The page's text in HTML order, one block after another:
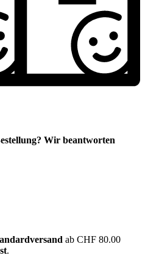
Wir beantworten
ab CHF 80.00
.